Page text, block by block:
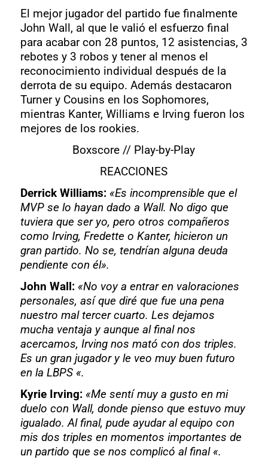
El mejor jugador del partido fue finalmente
John Wall, al que le valió el esfuerzo final
para acabar con 28 puntos, 12 asistencias, 3
rebotes y 3 robos y tener al menos el
reconocimiento individual después de la
derrota de su equipo. Además destacaron
Turner y Cousins en los Sophomores,
mientras Kanter, Williams e Irving fueron los
mejores de los rookies.
Boxscore // Play-by-Play
REACCIONES
Derrick Williams: «Es incomprensible que el
MVP se lo hayan dado a Wall. No digo que
tuviera que ser yo, pero otros compañeros
como Irving, Fredette o Kanter, hicieron un
gran partido. No se, tendrían alguna deuda
pendiente con él».
John Wall: «No voy a entrar en valoraciones
personales, así que diré que fue una pena
nuestro mal tercer cuarto. Les dejamos
mucha ventaja y aunque al final nos
acercamos, Irving nos mató con dos triples.
Es un gran jugador y le veo muy buen futuro
en la LBPS «.
Kyrie Irving: «Me sentí muy a gusto en mi
duelo con Wall, donde pienso que estuvo muy
igualado. Al final, pude ayudar al equipo con
mis dos triples en momentos importantes de
un partido que se nos complicó al final «.